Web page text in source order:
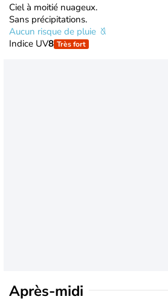
Ciel à moitié nuageux.
Sans précipitations.
Aucun risque de pluie
Indice UV8 Très fort
Après-midi